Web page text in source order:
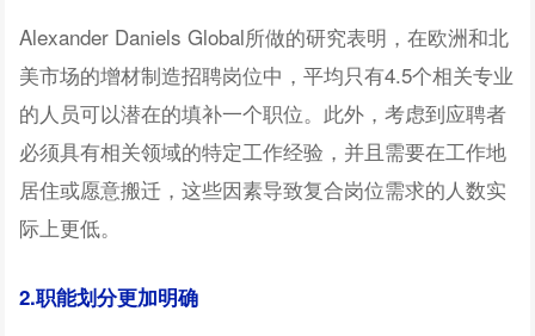
Alexander Daniels Global所做的研究表明，在欧洲和北
美市场的增材制造招聘岗位中，平均只有4.5个相关专业
的人员可以潜在的填补一个职位。此外，考虑到应聘者
必须具有相关领域的特定工作经验，并且需要在工作地
居住或愿意搬迁，这些因素导致复合岗位需求的人数实
际上更低。
2.职能划分更加明确